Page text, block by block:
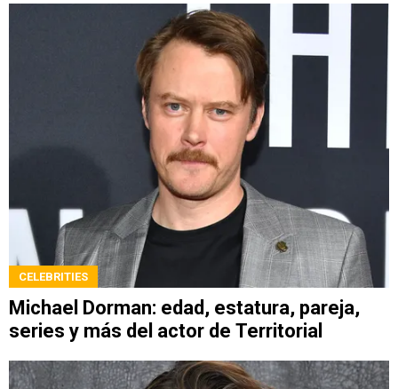
CELEBRITIES
Michael Dorman: edad, estatura, pareja,
series y más del actor de Territorial